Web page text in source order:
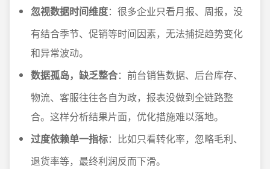
忽视数据时间维度：很多企业只看月报、周报，没
有结合季节、促销等时间因素，无法捕捉趋势变化
和异常波动。
数据孤岛，缺乏整合：前台销售数据、后台库存、
物流、客服往往各自为政，报表没做到全链路整
合。这样分析结果片面，优化措施难以落地。
过度依赖单一指标：比如只看转化率，忽略毛利、
退货率等，最终利润反而下滑。